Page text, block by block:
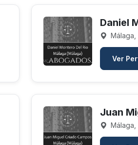
Daniel
Málaga,
Ver
Juan
Málaga,